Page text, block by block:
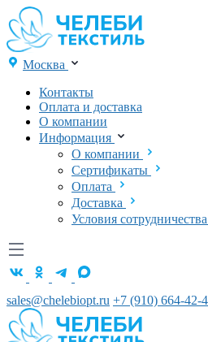
Москва
Контакты
Оплата и доставка
О компании
Информация
О компании
Сертификаты
Оплата
Доставка
Условия сотрудничества
sales@chelebiopt.ru +7 (910) 664-42-